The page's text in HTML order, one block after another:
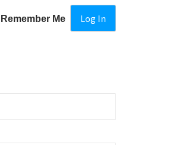
Remember Me